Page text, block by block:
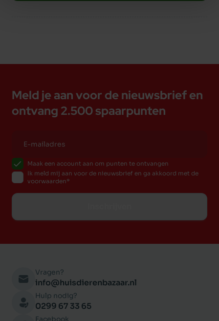
Meld je aan voor de nieuwsbrief en
ontvang 2.500 spaarpunten
Maak een account aan om punten te ontvangen
Ik meld mij aan voor de nieuwsbrief en ga akkoord met de
voorwaarden
Vragen?
info@huisdierenbazaar.nl
Hulp nodig?
0299 67 33 65
Facebook